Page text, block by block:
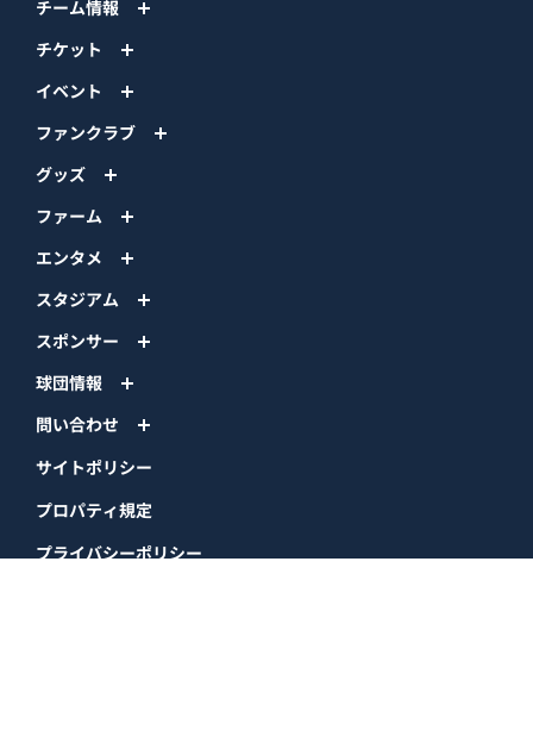
チーム情報
チケット
イベント
ファンクラブ
グッズ
ファーム
エンタメ
スタジアム
スポンサー
球団情報
問い合わせ
サイトポリシー
プロパティ規定
プライバシーポリシー